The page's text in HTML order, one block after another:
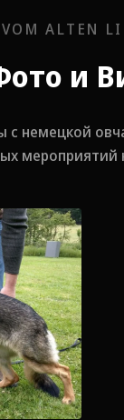
ALTEN
и
немецкой
мероприятий